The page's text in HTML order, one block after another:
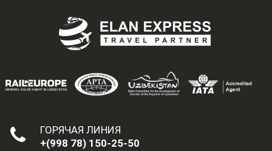
ГОРЯЧАЯ ЛИНИЯ
+(998 78) 150-25-50